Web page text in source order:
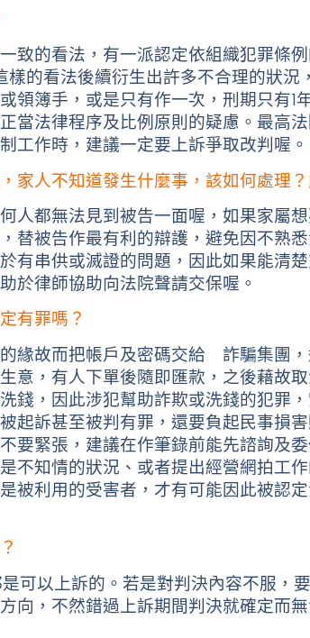
致的看法，有一派認定依組織犯罪條
的看法後續衍生出許多不合理的狀況
領簿手，或是只有作一次，刑期只有1
當法律程序及比例原則的疑慮。最高
工作時，建議一定要上訴爭取改判喔。
家人不知道發生什麼事，該如何處理
人都無法見到被告一面喔，如果家屬
替被告作最有利的辯護，避免因不熟
有串供或滅證的問題，因此如果能清
於律師協助向法院聲請交保喔。
有罪嗎？
緣故而把帳戶及密碼交給 詐騙集團
意，有人下單後隨即匯款，之後藉故
錢，因此涉犯幫助詐欺或洗錢的犯罪
起訴甚至被判有罪，還要負起民事損
要緊張，建議在作筆錄前能先諮詢及
不知情的狀況、或者提出經營網拍工
被利用的受害者，才有可能因此被認
可以上訴的。若是對判決內容不服，
向，不然錯過上訴期間判決就確定而